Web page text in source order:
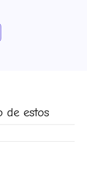
de estos